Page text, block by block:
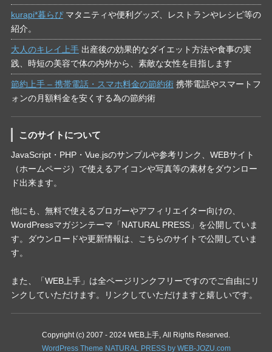
kurapi*暮らぴマタニティや便利グッズ、レストランやレシピ等の
紹介。
大人のキレイ上手出産後の効果的なダイエット方法や食事の実
践、時短の美容で体の内外から、素敵な女性を目指します
節約上手 – 携帯電話・スマホ料金の節約術携帯電話やスマートフ
ォンの月額料金を安くする為の節約術
このサイトについて
JavaScript・PHP・Vue.jsのサンプルや参考リンク、WEBサイト
（ホームページ）で使えるアイコンや写真等の素材をダウンロー
ド出来ます。
他にも、無料で使えるブロガーやアフィリエイター向けの、
WordPressマガジンテーマ「NATURAL PRESS」を公開していま
す。ダウンロードや更新情報は、こちらのサイトで公開していま
す。
また、「WEB上手」は全ページリンクフリーですのでご自由にリ
ンクしていただけます。リンクしていただけますと嬉しいです。
Copyright (c) 2007 - 2024 WEB上手, All Rights Reserved.
WordPress Theme NATURAL PRESS by WEB-JOZU.com